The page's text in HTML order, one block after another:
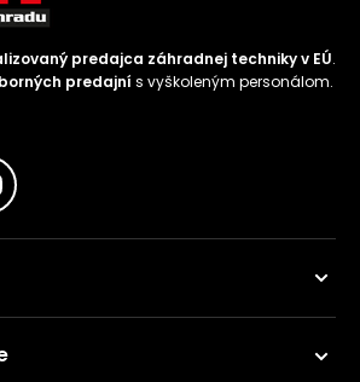
predajca záhradnej techniky v EÚ.
predajní s vyškoleným personálom.